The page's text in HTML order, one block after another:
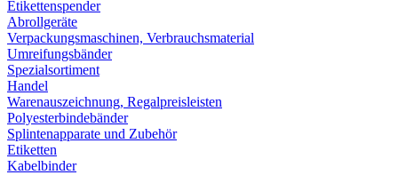
Etikettenspender
Abrollgeräte
Verpackungsmaschinen, Verbrauchsmaterial
Umreifungsbänder
Spezialsortiment
Handel
Warenauszeichnung, Regalpreisleisten
Polyesterbindebänder
Splintenapparate und Zubehör
Etiketten
Kabelbinder